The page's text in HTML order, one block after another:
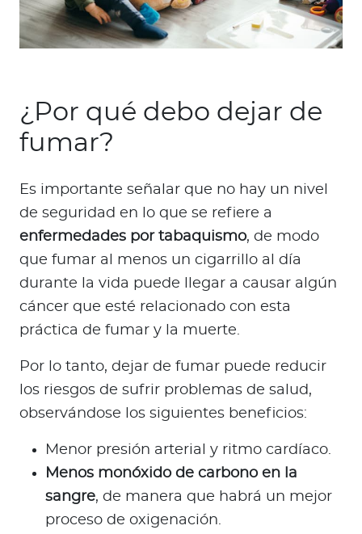
¿Por qué debo dejar de
fumar?
Es importante señalar que no hay un nivel
de seguridad en lo que se refiere a
enfermedades por tabaquismo, de modo
que fumar al menos un cigarrillo al día
durante la vida puede llegar a causar algún
cáncer que esté relacionado con esta
práctica de fumar y la muerte.
Por lo tanto, dejar de fumar puede reducir
los riesgos de sufrir problemas de salud,
observándose los siguientes beneficios:
Menor presión arterial y ritmo cardíaco.
Menos monóxido de carbono en la
sangre, de manera que habrá un mejor
proceso de oxigenación.